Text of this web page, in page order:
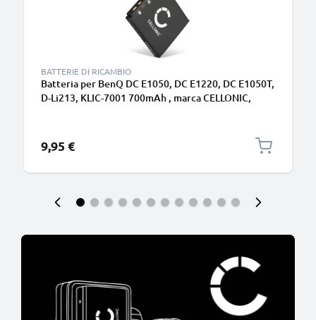
BATTERIE DI RICAMBIO
Batteria per BenQ DC E1050, DC E1220, DC E1050T,
D-Li213, KLIC-7001 700mAh , marca CELLONIC,
9,95 €